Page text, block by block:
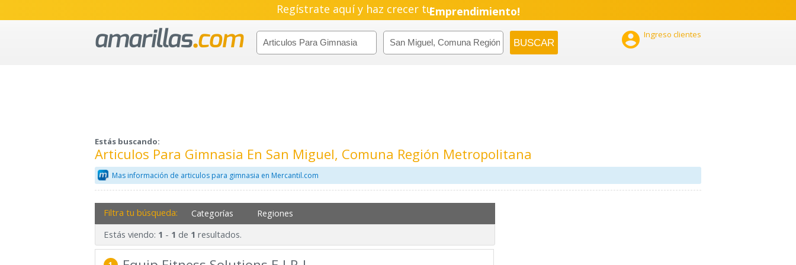
Regístrate aquí y haz crecer tuEmprendimiento!
 Ingreso clientes
Estás buscando:
Articulos Para Gimnasia En San Miguel, Comuna Región Metropolitana
Mas información de articulos para gimnasia en Mercantil.com
Filtra tu búsqueda: Categorías Regiones
Estás viendo: 1 - 1 de 1 resultados.